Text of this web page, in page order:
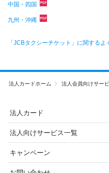
中国・四国
九州・沖縄
「JCBタクシーチケット」に関するよ
法人カードホーム 法人会員向けサー
法人カード
法人向けサービス一覧
キャンペーン